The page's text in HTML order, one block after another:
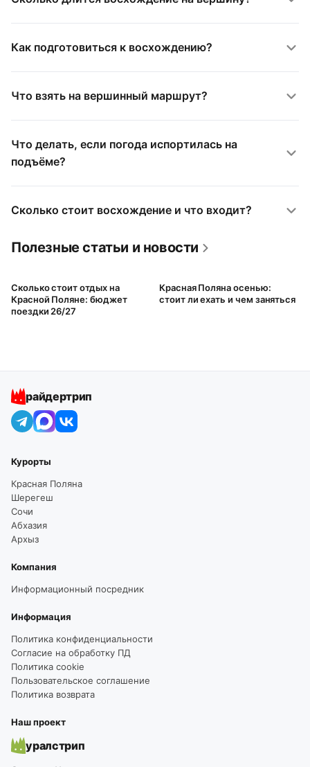
Как подготовиться к восхождению?
Что взять на вершинный маршрут?
Что делать, если погода испортилась на
подъёме?
Сколько стоит восхождение и что входит?
Полезные статьи и новости
Сколько стоит отдых на
Красной Поляне: бюджет
поездки 26/27
Красная Поляна осенью:
стоит ли ехать и чем заняться
райдертрип
Курорты
Красная Поляна
Шерегеш
Сочи
Абхазия
Архыз
Компания
Информационный посредник
Информация
Политика конфиденциальности
Согласие на обработку ПД
Политика cookie
Пользовательское соглашение
Политика возврата
Наш проект
уралстрип